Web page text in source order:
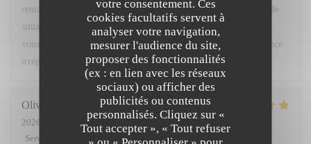
votre consentement. Ces
cookies facultatifs servent à
analyser votre navigation,
mesurer l'audience du site,
proposer des fonctionnalités
(ex : en lien avec les réseaux
sociaux) ou afficher des
publicités ou contenus
personnalisés. Cliquez sur «
Tout accepter », « Tout refuser
remarques ont été partagées avec notre équipe afin que ce type de
situation ne se reproduise pas. Nous espérons avoir le plaisir de
vous accueillir très prochainement pour vous offrir une expérience
irréprochable. Bien cordialement, L. Fornaro Maitre d'hôtel
Olivier
2026-07-28
- 20:00 - Couverts 2
Service
Ambiance 5/5 Cuisine: 5 /5 Qualité / Prix